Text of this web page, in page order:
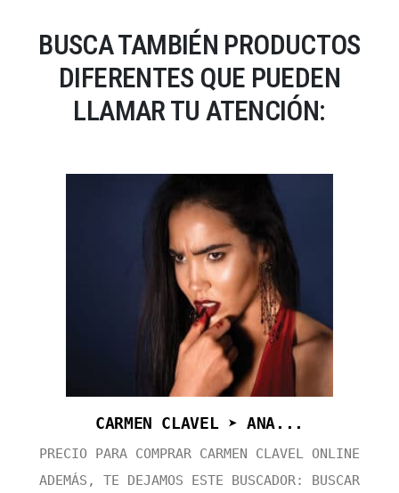
BUSCA TAMBIÉN PRODUCTOS
DIFERENTES QUE PUEDEN
LLAMAR TU ATENCIÓN:
CARMEN CLAVEL ➤ ANA...
PRECIO PARA COMPRAR CARMEN CLAVEL ONLINE
ADEMÁS, TE DEJAMOS ESTE BUSCADOR: BUSCAR